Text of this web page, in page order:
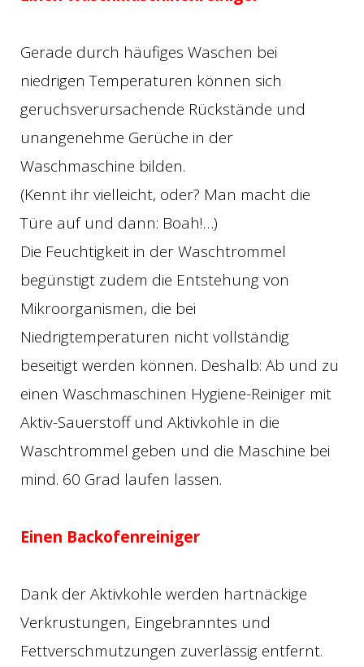
Gerade durch häufiges Waschen bei
niedrigen Temperaturen können sich
geruchsverursachende Rückstände und
unangenehme Gerüche in der
Waschmaschine bilden.
(Kennt ihr vielleicht, oder? Man macht die
Türe auf und dann: Boah!…)
Die Feuchtigkeit in der Waschtrommel
begünstigt zudem die Entstehung von
Mikroorganismen, die bei
Niedrigtemperaturen nicht vollständig
beseitigt werden können. Deshalb: Ab und zu
einen Waschmaschinen Hygiene-Reiniger mit
Aktiv-Sauerstoff und Aktivkohle in die
Waschtrommel geben und die Maschine bei
mind. 60 Grad laufen lassen.
Einen Backofenreiniger
Dank der Aktivkohle werden hartnäckige
Verkrustungen, Eingebranntes und
Fettverschmutzungen zuverlässig entfernt.